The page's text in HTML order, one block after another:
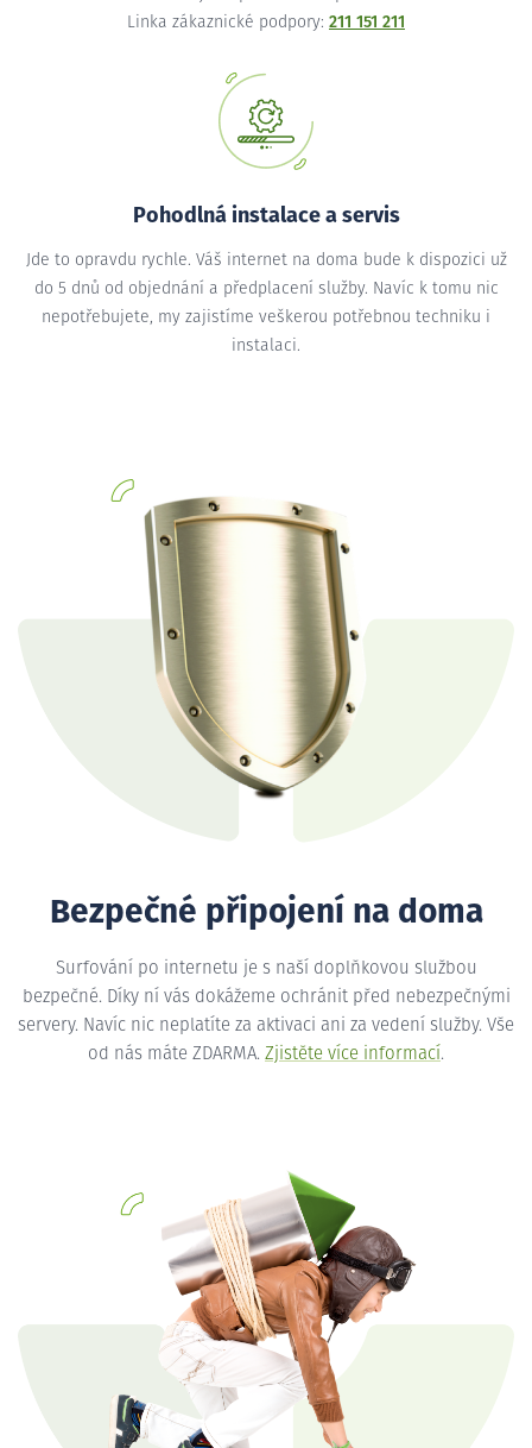
Linka zákaznické podpory: 211 151 211
Pohodlná instalace a servis
Jde to opravdu rychle. Váš internet na doma bude k dispozici už
do 5 dnů od objednání a předplacení služby. Navíc k tomu nic
nepotřebujete, my zajistíme veškerou potřebnou techniku i
instalaci.
Bezpečné připojení na doma
Surfování po internetu je s naší doplňkovou službou
bezpečné. Díky ní vás dokážeme ochránit před nebezpečnými
servery. Navíc nic neplatíte za aktivaci ani za vedení služby. Vše
od nás máte ZDARMA. Zjistěte více informací.